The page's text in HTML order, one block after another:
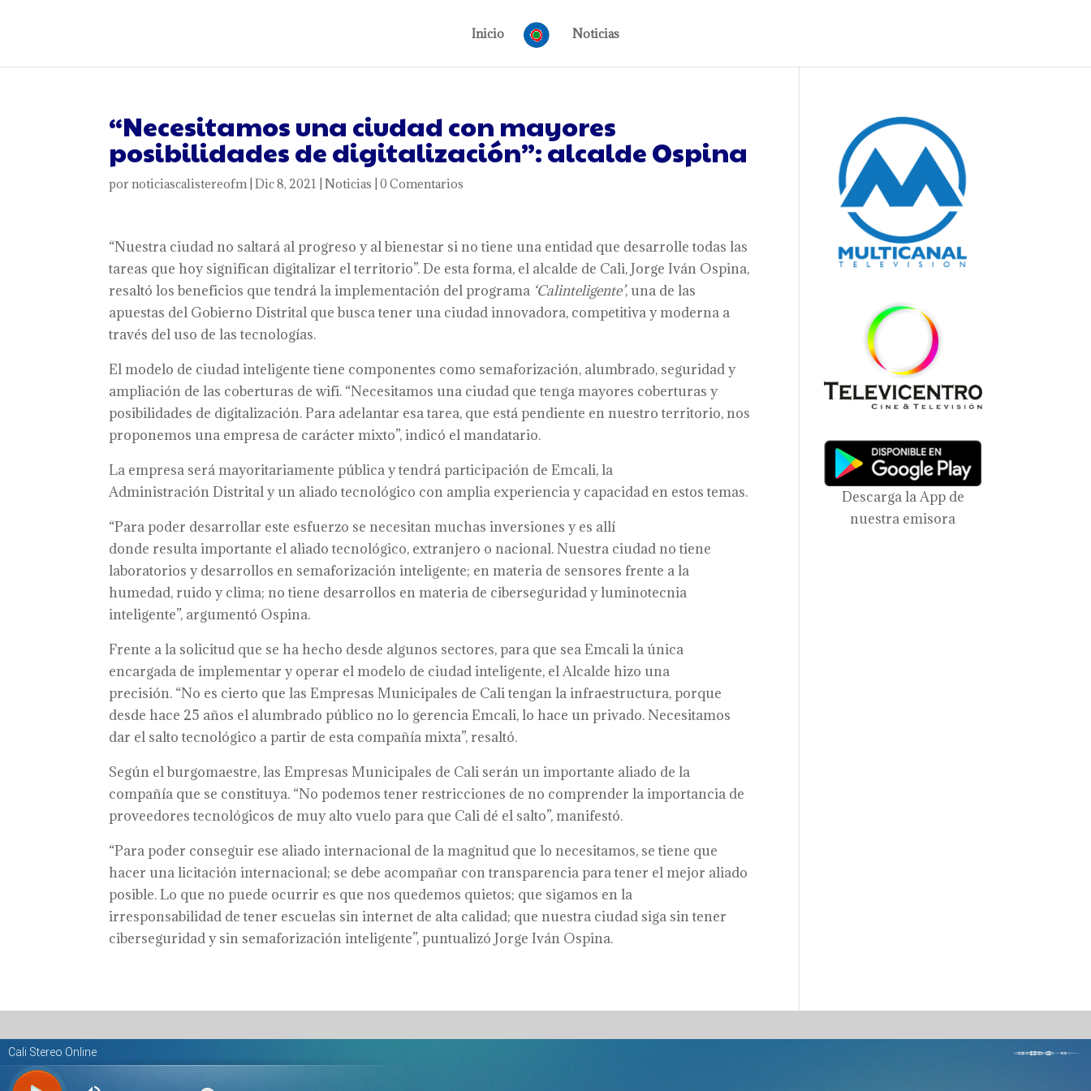
Inicio Noticias
“Necesitamos una ciudad con mayores
posibilidades de digitalización”: alcalde Ospina
pornoticiascalistereofm|Dic 8, 2021 |Noticias |0 Comentarios
“Nuestra ciudad no saltará al progreso y al bienestar si no tiene una entidad que desarrolle todas las
tareas que hoy significan digitalizar el territorio”. De esta forma, el alcalde de Cali, Jorge Iván Ospina,
resaltó los beneficios que tendrá la implementación del programa ‘Calinteligente’, una de las
apuestas del Gobierno Distrital que busca tener una ciudad innovadora, competitiva y moderna a
través del uso de las tecnologías.
El modelo de ciudad inteligente tiene componentes como semaforización, alumbrado, seguridad y
ampliación de las coberturas de wifi. “Necesitamos una ciudad que tenga mayores coberturas y
posibilidades de digitalización. Para adelantar esa tarea, que está pendiente en nuestro territorio, nos
proponemos una empresa de carácter mixto”, indicó el mandatario.
La empresa será mayoritariamente pública y tendrá participación de Emcali, la
Administración Distrital y un aliado tecnológico con amplia experiencia y capacidad en estos temas.
“Para poder desarrollar este esfuerzo se necesitan muchas inversiones y es allí
donde resulta importante el aliado tecnológico, extranjero o nacional. Nuestra ciudad no tiene
laboratorios y desarrollos en semaforización inteligente; en materia de sensores frente a la
humedad, ruido y clima; no tiene desarrollos en materia de ciberseguridad y luminotecnia
inteligente”, argumentó Ospina.
Frente a la solicitud que se ha hecho desde algunos sectores, para que sea Emcali la única
encargada de implementar y operar el modelo de ciudad inteligente, el Alcalde hizo una
precisión. “No es cierto que las Empresas Municipales de Cali tengan la infraestructura, porque
desde hace 25 años el alumbrado público no lo gerencia Emcali, lo hace un privado. Necesitamos
dar el salto tecnológico a partir de esta compañía mixta”, resaltó.
Según el burgomaestre, las Empresas Municipales de Cali serán un importante aliado de la
compañía que se constituya. “No podemos tener restricciones de no comprender la importancia de
proveedores tecnológicos de muy alto vuelo para que Cali dé el salto”, manifestó.
“Para poder conseguir ese aliado internacional de la magnitud que lo necesitamos, se tiene que
hacer una licitación internacional; se debe acompañar con transparencia para tener el mejor aliado
posible. Lo que no puede ocurrir es que nos quedemos quietos; que sigamos en la
irresponsabilidad de tener escuelas sin internet de alta calidad; que nuestra ciudad siga sin tener
ciberseguridad y sin semaforización inteligente”, puntualizó Jorge Iván Ospina.
Descarga la App de
nuestra emisora